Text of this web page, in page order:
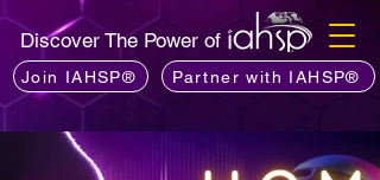
Discover The Power of
Join IAHSP® Partner with IAHSP®